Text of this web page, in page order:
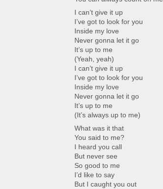
I can’t give it up
I’ve got to look for you
Inside my love
Never gonna let it go
It’s up to me
(Yeah, yeah)
I can’t give it up
I’ve got to look for you
Inside my love
Never gonna let it go
It’s up to me
(It’s always up to me)
What was it that
You said to me?
I heard you call
But never see
So good to me
I’d like to say
But I caught you out